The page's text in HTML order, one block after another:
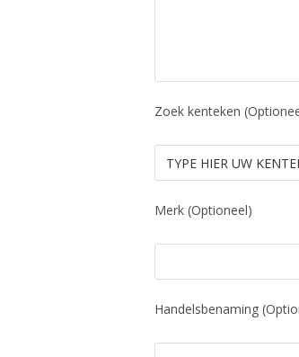
Zoek kenteken
Merk (Optioneel)
Handelsbenaming